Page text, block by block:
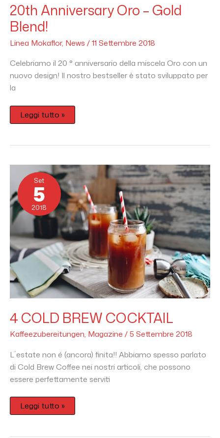
20th Anniversary Oro – Gold
Blend!
Linea Mokaflor, News /11 Settembre 2018
Celebriamo il 20 ° anniversario della miscela Oro con un
nuovo design! Il nostro bestseller è stato sviluppato per
la
Leggi tutto »
Set
5
2018
4 COLD BREW COCKTAIL
Kaffeezubereitungen, Magazine /5 Settembre 2018
L´estate non é (ancora) finita!! Abbiamo spesso parlato
di Cold Brew Coffee nei nostri articoli, che possono
essere perfettamente serviti
4
COLD
BREW
COCKTAIL
Leggi tutto »